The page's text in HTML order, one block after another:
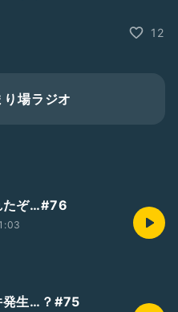
12
場ラジオ
たぞ…#76
発生…？#75